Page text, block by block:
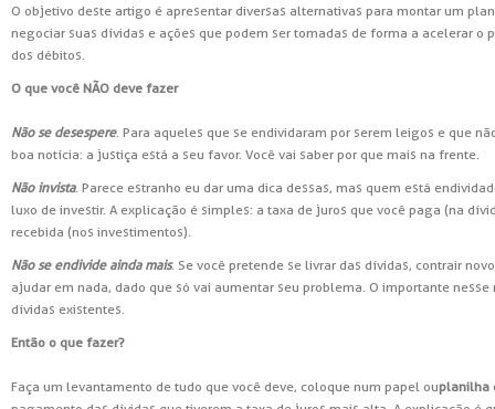
O objetivo deste artigo é apresentar diversas alternativas para montar um
negociar suas dívidas e ações que podem ser tomadas de forma a acelerar o
dos débitos.
O que você NÃO deve fazer
Não se desespere. Para aqueles que se endividaram por serem leigos e que
boa notícia: a justiça está a seu favor. Você vai saber por que mais na frente.
Não invista. Parece estranho eu dar uma dica dessas, mas quem está
luxo de investir. A explicação é simples: a taxa de juros que você paga (na
recebida (nos investimentos).
Não se endivide ainda mais. Se você pretende se livrar das dívidas, contrair
ajudar em nada, dado que só vai aumentar seu problema. O importante
dívidas existentes.
Então o que fazer?
Faça um levantamento de tudo que você deve, coloque num papel ouplanilha